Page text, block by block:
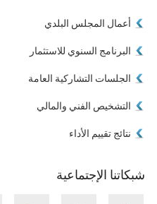
أعمال المجلس البلدي
البرنامج السنوي للاستثمار
الجلسات التشاركية العامة
التشخيص الفني والمالي
نتائج تقييم الأداء
شبكاتنا الإجتماعية